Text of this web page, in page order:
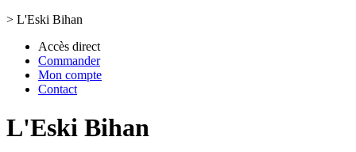
> L'Eski Bihan
Accès direct
Commander
Mon compte
Contact
L'Eski Bihan